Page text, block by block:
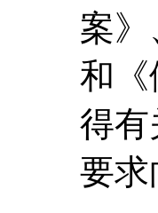
案
和《
得有
要求